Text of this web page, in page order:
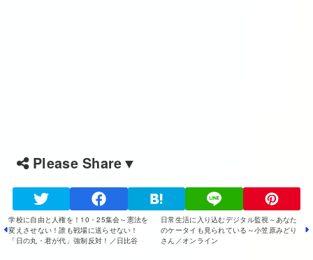
Please Share▼
日常生活に入り込むデジタル監視～あなた
のケータイも見られている～小笠原みどり
さん／オンライン
学校に自由と人権を！10・25集会～憲法を
変えさせない！誰も戦場に送らせない！
「日の丸・君が代」強制反対！／日比谷